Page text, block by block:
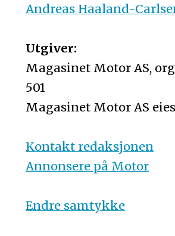
Andreas Haaland-
Utgiver:
Magasinet Motor AS,
501
Magasinet Motor AS
Kontakt redaksjonen
Annonsere på Motor
Endre samtykke